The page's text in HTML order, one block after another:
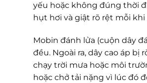
yếu hoặc không đúng thời
hụt hơi và giật rõ rệt mỗi
Mobin đánh lửa (cuộn dây
đều. Ngoài ra, dây cao áp
chạy trời mưa hoặc môi
hoặc chở tải nặng vì lúc đó